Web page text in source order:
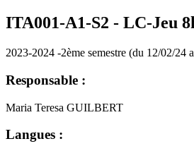
ITA001-A1-S2 - LC-Jeu
2023-2024 -2ème semestre (du 12/02/24
Responsable :
Maria Teresa GUILBERT
Langues :